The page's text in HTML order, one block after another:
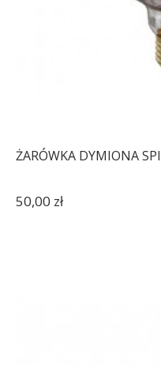
ŻARÓWKA DYMIONA
50,00 zł